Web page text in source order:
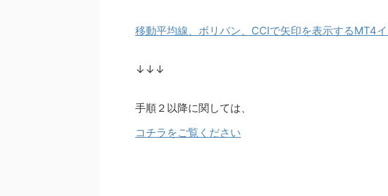
移動平均線、ボリバン、CCIで矢印を表示するMT4
↓↓↓
手順２以降に関しては、
コチラをご覧ください